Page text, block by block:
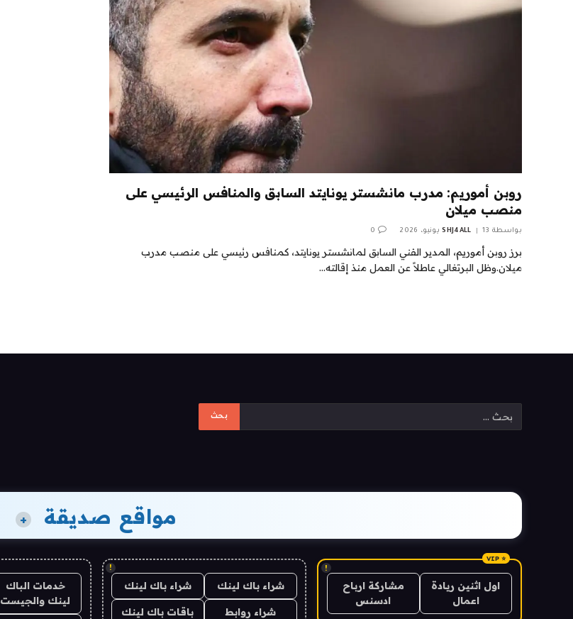
روبن أموريم: مدرب مانشستر يونايتد السابق والمنافس الرئيسي على
منصب ميلان
بواسطة SHJ4ALL 13 يونيو، 2026 0
برز روبن أموريم، المدير الفني السابق لمانشستر يونايتد، كمنافس رئيسي على منصب مدرب
ميلان.وظل البرتغالي عاطلاً عن العمل منذ إقالته…
مواقع صديقة +
!
اول اثنين ريادة
اعمال
مشاركة ارباح
ادسنس
!
شراء باك لينك شراء باك لينك
شراء روابط
باقات باك لينك
خدمات الباك
لينك والجيست